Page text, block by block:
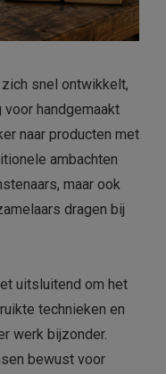
snel ontwikkelt,
handgemaakt
naar producten met
ambachten
maar ook
dragen bij
uitsluitend om het
technieken en
werk bijzonder.
bewust voor